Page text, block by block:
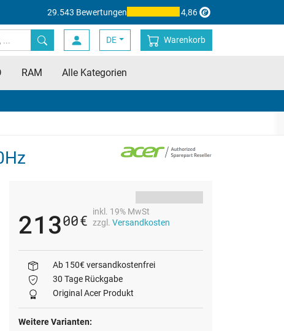
29.543 Bewertungen 4,86
DE Warenkorb
RAM Alle Kategorien
21300€
inkl. 19% MwSt
zzgl. Versandkosten
Ab 150€ versandkostenfrei
30 Tage Rückgabe
Original Acer Produkt
Weitere Varianten: